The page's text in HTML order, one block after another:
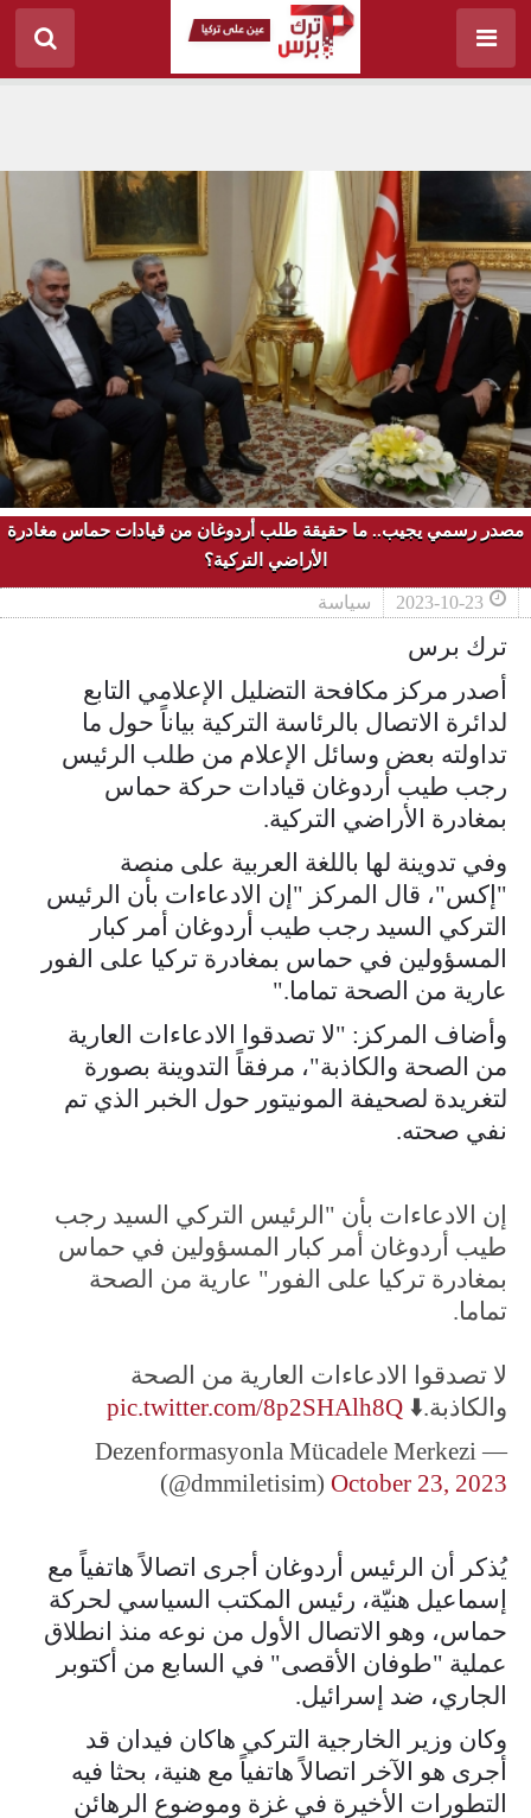
مصدر رسمي يجيب.. ما حقيقة طلب أردوغان من قيادات حماس مغادرة
الأراضي التركية؟
2023-10-23 سياسة
ترك برس
أصدر مركز مكافحة التضليل الإعلامي التابع
لدائرة الاتصال بالرئاسة التركية بياناً حول ما
تداولته بعض وسائل الإعلام من طلب الرئيس
رجب طيب أردوغان قيادات حركة حماس
بمغادرة الأراضي التركية.
وفي تدوينة لها باللغة العربية على منصة
"إكس"، قال المركز "إن الادعاءات بأن الرئيس
التركي السيد رجب طيب أردوغان أمر كبار
المسؤولين في حماس بمغادرة تركيا على الفور
عارية من الصحة تماما."
وأضاف المركز: "لا تصدقوا الادعاءات العارية
من الصحة والكاذبة"، مرفقاً التدوينة بصورة
لتغريدة لصحيفة المونيتور حول الخبر الذي تم
نفي صحته.
إن الادعاءات بأن "الرئيس التركي السيد رجب
طيب أردوغان أمر كبار المسؤولين في حماس
بمغادرة تركيا على الفور" عارية من الصحة
تماما.
لا تصدقوا الادعاءات العارية من الصحة
والكاذبة.⬇️ pic.twitter.com/8p2SHAlh8Q
— Dezenformasyonla Mücadele Merkezi
(@dmmiletisim) October 23, 2023
يُذكر أن الرئيس أردوغان أجرى اتصالاً هاتفياً مع
إسماعيل هنيّة، رئيس المكتب السياسي لحركة
حماس، وهو الاتصال الأول من نوعه منذ انطلاق
عملية "طوفان الأقصى" في السابع من أكتوبر
الجاري، ضد إسرائيل.
وكان وزير الخارجية التركي هاكان فيدان قد
أجرى هو الآخر اتصالاً هاتفياً مع هنية، بحثا فيه
التطورات الأخيرة في غزة وموضوع الرهائن